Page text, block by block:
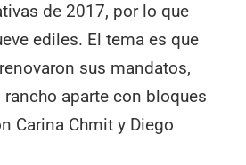
de 2017, por lo que
ediles. El tema es que
sus mandatos,
aparte con bloques
Carina Chmit y Diego